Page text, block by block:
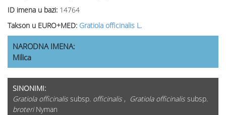
ID imena u bazi: 14764
Takson u EURO+MED: Gratiola officinalis L.
NARODNA IMENA:
Milica
SINONIMI:
Gratiola officinalis subsp. officinalis , Gratiola officinalis subsp.
broteriNyman